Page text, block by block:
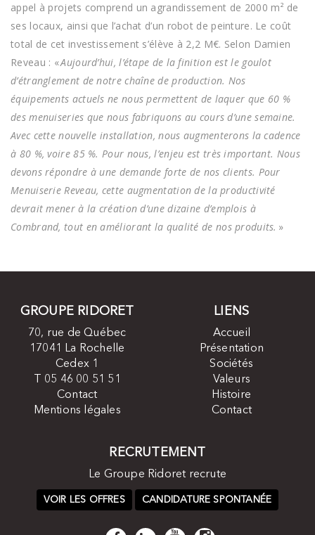
appel à projets comprend un agrandissement de 2000 m² de
ses locaux, ainsi que l’achat d’un robot de peinture. Le coût
total de cet investissement s’élève à 2,2 M€. Selon Damien
Reveau : «Aujourd’hui, l’étape de la finition est le goulot
d’étranglement de notre chaîne de production. Nos
équipements actuels ne nous permettent de laquer que 60 %
des menuiseries que nous fabriquons au cours d’une semaine.
Avec cette nouvelle installation, nous augmenterons la cadence
à 80 %, voire 85 %. Pour nous, l’enjeu est très important. Nous
devons répondre à une demande forte de nos clients. Pour
Menuiserie Reveau, cette augmentation de la productivité
devrait mener à la création d’une dizaine d’emplois à
Combrand, tout en améliorant la qualité de nos produits. »
GROUPE RIDORET
70, rue de Québec
17041 La Rochelle
Cedex 1
T 05 46 00 51 51
Contact
Mentions légales
LIENS
Accueil
Présentation
Sociétés
Valeurs
Histoire
Contact
RECRUTEMENT
Le Groupe Ridoret recrute
VOIR LES OFFRES CANDIDATURE SPONTANÉE